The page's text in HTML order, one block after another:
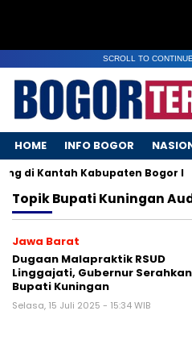
SCROLL TO
HOME INFO BOGOR
di Kantah Kabupaten Bogor I
TopikBupati Kuningan
Jawa Barat
Dugaan Malapraktik RSUD
Linggajati, Gubernur
Bupati Kuningan
Selasa, 15 Juli 2025 - 15:34 WIB